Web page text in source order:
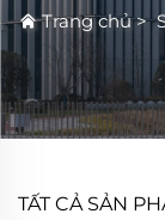
Trang chủ>
TẤT CẢ SẢN